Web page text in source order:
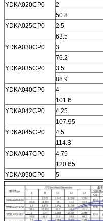
YDKA020CP0
2
50.8
YDKA025CP0
2.5
63.5
YDKA030CP0
3
76.2
YDKA035CP0
3.5
88.9
YDKA040CP0
4
101.6
YDKA042CP0
4.25
107.95
YDKA045CP0
4.5
114.3
YDKA047CP0
4.75
120.65
YDKA050CP0
5
127